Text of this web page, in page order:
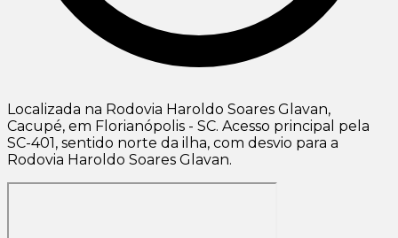
Localizada na Rodovia Haroldo Soares Glavan,
Cacupé, em Florianópolis - SC. Acesso principal pela
SC-401, sentido norte da ilha, com desvio para a
Rodovia Haroldo Soares Glavan.